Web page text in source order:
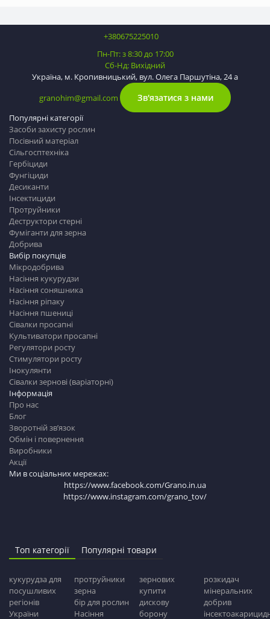
+380675225010
Пн-Пт: з 8:30 до 17:00
Сб-Нд: Вихідний
Україна, м. Кропивницький, вул. Олега Паршутіна, 24 а
granohim@gmail.com
Зв'язатися з нами
Інформація
Про нас
Блог
Зворотній зв’язок
Обмін і повернення
Виробники
Акції
Ми в соціальних мережах:
https://www.facebook.com/Grano.in.ua
https://www.instagram.com/grano_tov/
Популярні категорії
Засоби захисту рослин
Посівний матеріал
Сільгосптехніка
Гербіциди
Фунгіциди
Десиканти
Інсектициди
Протруйники
Деструктори стерні
Фуміганти для зерна
Добрива
Вибір покупців
Мікродобрива
Насіння кукурудзи
Насіння соняшника
Насіння ріпаку
Насіння пшениці
Сівалки просапні
Культиватори просапні
Регулятори росту
Стимулятори росту
Інокулянти
Сівалки зернові (варіаторні)
Топ категорії Популярні товари
кукурудза для
посушливих
регіонів
України
протруйники
зерна
бір для рослин
Насіння
зернових
купити
дискову
борону
розкидач
мінеральних
добрив